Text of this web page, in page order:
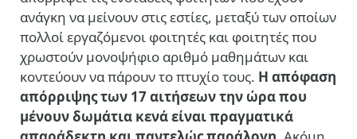
ανάγκη να μείνουν στις εστίες, μεταξύ των οποίων
πολλοί εργαζόμενοι φοιτητές και φοιτητές που
χρωστούν μονοψήφιο αριθμό μαθημάτων και
κοντεύουν να πάρουν το πτυχίο τους. Η απόφαση
απόρριψης των 17 αιτήσεων την ώρα που
μένουν δωμάτια κενά είναι πραγματικά